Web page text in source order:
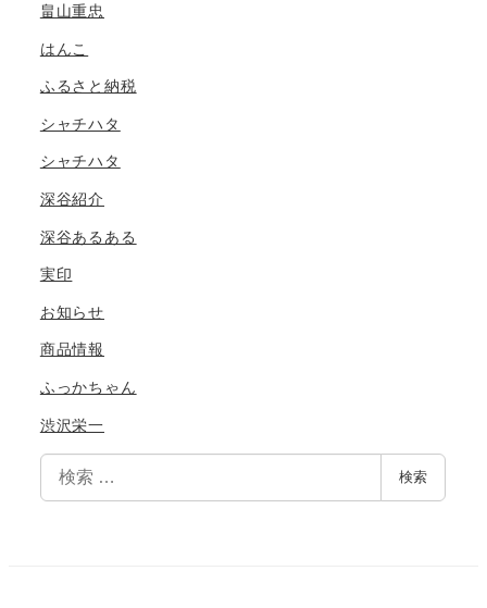
畠山重忠
はんこ
ふるさと納税
シャチハタ
シャチハタ
深谷紹介
深谷あるある
実印
お知らせ
商品情報
ふっかちゃん
渋沢栄一
索
検索